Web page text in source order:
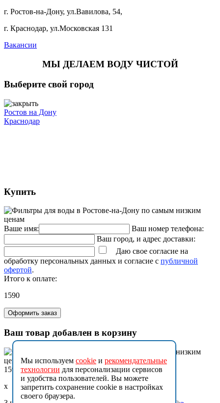
г. Ростов-на-Дону, ул.Вавилова, 54,
г. Краснодар, ул.Московская 131
Вакансии
МЫ ДЕЛАЕМ ВОДУ ЧИСТОЙ
Выберите свой город
Ростов на Дону
Краснодар
Купить
Ваше имя:
Ваш номер телефона:
Ваш город, и адрес доставки:
Даю свое согласие на
обработку персональных данных и согласие с публичной
офертой.
Итого к оплате:
1590
Оформить заказ
Ваш товар добавлен в корзину
1590
x
Мы используем cookie и рекомендательные
технологии для персонализации сервисов
и удобства пользователей. Вы можете
запретить сохранение cookie в настройках
своего браузера.